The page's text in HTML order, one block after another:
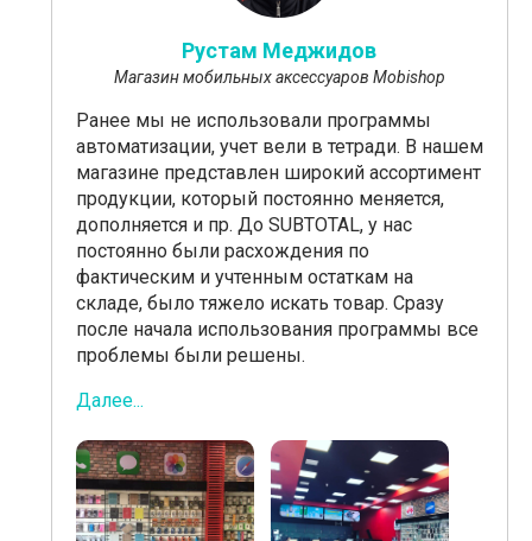
Рустам Меджидов
Магазин мобильных аксессуаров Mobishop
Ранее мы не использовали программы
автоматизации, учет вели в тетради. В нашем
магазине представлен широкий ассортимент
продукции, который постоянно меняется,
дополняется и пр. До SUBTOTAL, у нас
постоянно были расхождения по
фактическим и учтенным остаткам на
складе, было тяжело искать товар. Сразу
после начала использования программы все
проблемы были решены.
Далее...